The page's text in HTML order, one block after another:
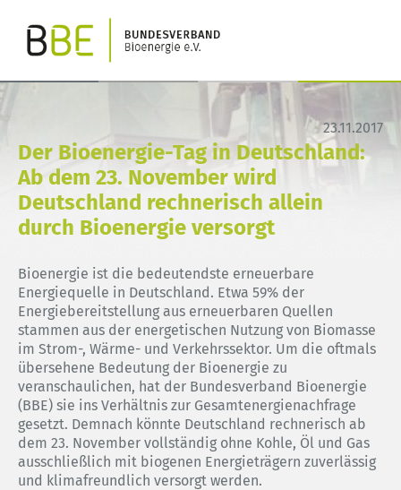
23.11.2017
Der Bioenergie-Tag in Deutschland:
Ab dem 23. November wird
Deutschland rechnerisch allein
durch Bioenergie versorgt
Bioenergie ist die bedeutendste erneuerbare
Energiequelle in Deutschland. Etwa 59% der
Energiebereitstellung aus erneuerbaren Quellen
stammen aus der energetischen Nutzung von Biomasse
im Strom-, Wärme- und Verkehrssektor. Um die oftmals
übersehene Bedeutung der Bioenergie zu
veranschaulichen, hat der Bundesverband Bioenergie
(BBE) sie ins Verhältnis zur Gesamtenergienachfrage
gesetzt. Demnach könnte Deutschland rechnerisch ab
dem 23. November vollständig ohne Kohle, Öl und Gas
ausschließlich mit biogenen Energieträgern zuverlässig
und klimafreundlich versorgt werden.